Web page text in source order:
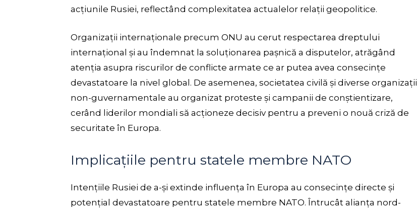
acțiunile Rusiei, reflectând complexitatea actualelor relații geopolitice.
Organizații internaționale precum ONU au cerut respectarea dreptului
internațional și au îndemnat la soluționarea pașnică a disputelor, atrăgând
atenția asupra riscurilor de conflicte armate ce ar putea avea consecințe
devastatoare la nivel global. De asemenea, societatea civilă și diverse organizații
non-guvernamentale au organizat proteste și campanii de conștientizare,
cerând liderilor mondiali să acționeze decisiv pentru a preveni o nouă criză de
securitate în Europa.
Implicațiile pentru statele membre NATO
Intențiile Rusiei de a-și extinde influența în Europa au consecințe directe și
potențial devastatoare pentru statele membre NATO. Întrucât alianța nord-